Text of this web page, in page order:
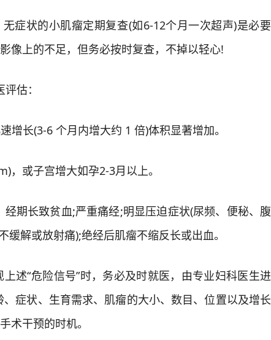
状的小肌瘤定期复查(如6-12个月一次超声)是必要
像上的不足，但务必按时复查，不掉以轻心!
估：
长(3-6 个月内增大约 1 倍)体积显著增加。
或子宫增大如孕2-3月以上。
长致贫血;严重痛经;明显压迫症状(尿频、便秘、腹
解或放射痛);绝经后肌瘤不缩反长或出血。
“危险信号”时，务必及时就医，由专业妇科医生进
症状、生育需求、肌瘤的大小、数目、位置以及增长
术干预的时机。